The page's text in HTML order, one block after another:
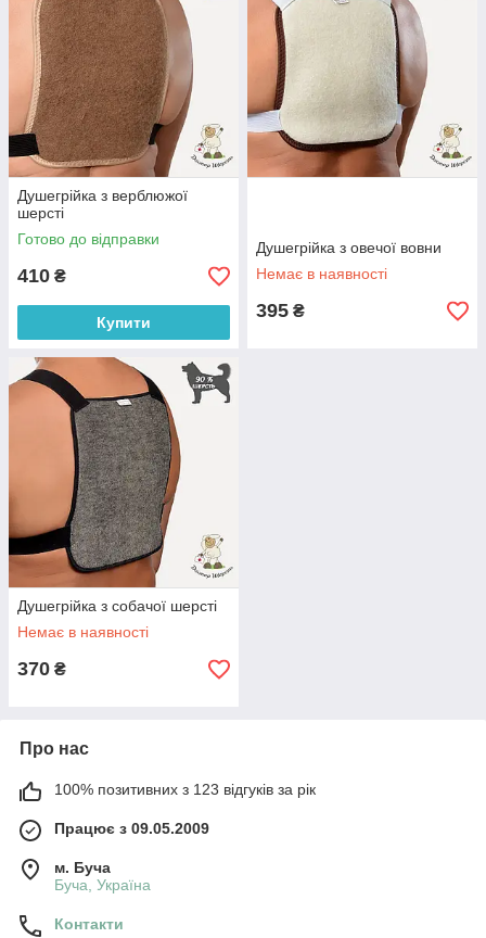
мають підвищену повітропроникністю, завдяки чому вироби
зігрівають сухим лікувальним теплом м'язи, суглоби,
внутрішні органи.
Душегрійка з верблюжої
шерсті
Готово до відправки
410 ₴
Купити
Душегрійка з овечої вовни
Немає в наявності
395 ₴
Душегрійка з собачої шерсті
Немає в наявності
370 ₴
Про нас
100% позитивних з 123 відгуків за рік
Працює з 09.05.2009
м. Буча
Буча, Україна
Контакти